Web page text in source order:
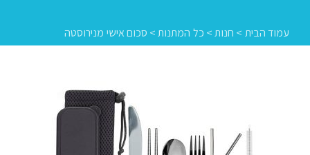
עמוד הבית > חנות> כל המתנות> סכום אישי מנירוסטה